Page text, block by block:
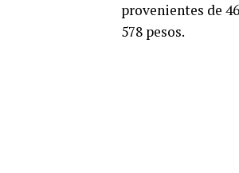
provenientes de
578 pesos.